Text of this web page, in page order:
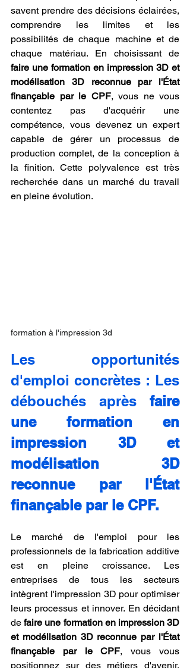
savent prendre des décisions éclairées,
comprendre les limites et les
possibilités de chaque machine et de
faire une formation en impression 3D et
modélisation 3D reconnue par l'État
finançable par le CPF, vous ne vous
contentez pas d'acquérir une
compétence, vous devenez un expert
capable de gérer un processus de
production complet, de la conception à
la finition. Cette polyvalence est très
recherchée dans un marché du travail
en pleine évolution.
formation à l'impression 3d
Les opportunités
d'emploi concrètes : Les
débouchés après faire
une formation en
impression 3D et
modélisation 3D
reconnue par l'État
finançable par le CPF.
Le marché de l'emploi pour les
professionnels de la fabrication additive
est en pleine croissance. Les
entreprises de tous les secteurs
intègrent l'impression 3D pour optimiser
leurs processus et innover. En décidant
de faire une formation en impression 3D
et modélisation 3D reconnue par l'État
finançable par le CPF, vous vous
positionnez sur des métiers d'avenir,